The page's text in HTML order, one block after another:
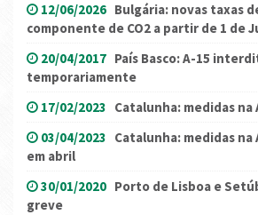
12/06/2026 Bulgária: novas taxas
componente de CO2 a partir de 1 de
20/04/2017 País Basco: A-15
temporariamente
17/02/2023 Catalunha: medidas na
03/04/2023 Catalunha: medidas na
em abril
30/01/2020 Porto de Lisboa e
greve